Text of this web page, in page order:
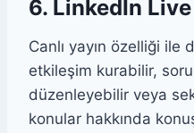
6. LinkedIn
Canlı yayın özelliği
etkileşim kurabilir,
düzenleyebilir veya
konular hakkında